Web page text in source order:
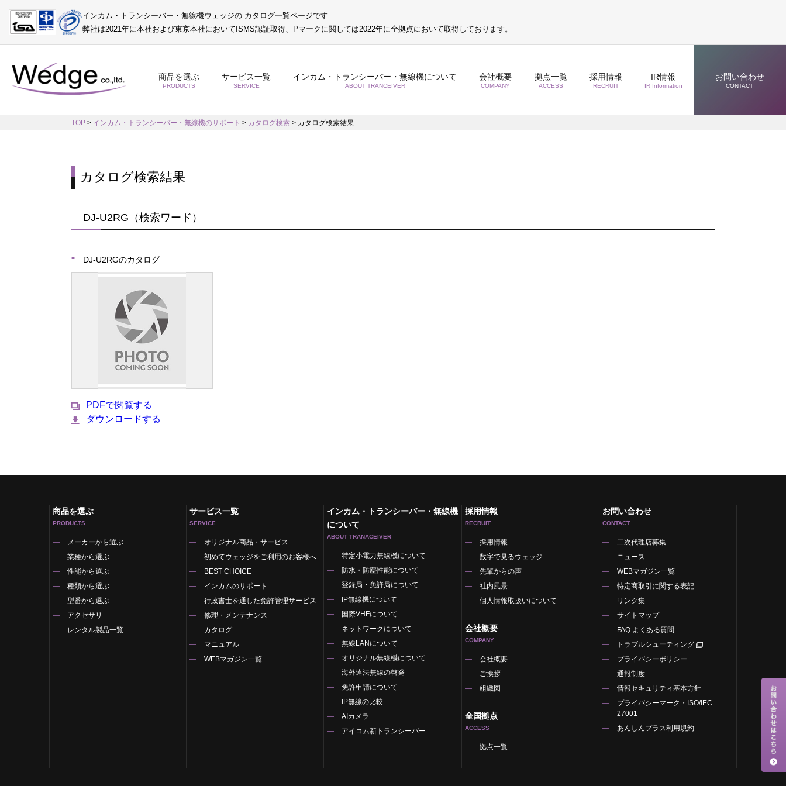
インカム・トランシーバー・無線機ウェッジの カタログ一覧ページです
弊社は2021年に本社および東京本社においてISMS認証取得、Pマークに関しては2022年に全拠点において取得しております。
商品を選ぶ
PRODUCTS
サービス一覧
SERVICE
インカム・トランシーバー・無線機について
ABOUT TRANCEIVER
会社概要
COMPANY
拠点一覧
ACCESS
採用情報
RECRUIT
IR情報
IR Information
お問い合わせ
CONTACT
TOP > インカム・トランシーバー・無線機のサポート > カタログ検索 > カタログ検索結果
カタログ検索結果
DJ-U2RG（検索ワード）
DJ-U2RGのカタログ
PDFで閲覧する
ダウンロードする
商品を選ぶ
PRODUCTS
メーカーから選ぶ
業種から選ぶ
性能から選ぶ
種類から選ぶ
型番から選ぶ
アクセサリ
レンタル製品一覧
サービス一覧
SERVICE
オリジナル商品・サービス
初めてウェッジをご利用のお客様へ
BEST CHOICE
インカムのサポート
行政書士を通した免許管理サービス
修理・メンテナンス
カタログ
マニュアル
WEBマガジン一覧
インカム・トランシーバー・無線機
について
ABOUT TRANACEIVER
特定小電力無線機について
防水・防塵性能について
登録局・免許局について
IP無線機について
国際VHFについて
ネットワークについて
無線LANについて
オリジナル無線機について
海外違法無線の啓発
免許申請について
IP無線の比較
AIカメラ
アイコム新トランシーバー
採用情報
RECRUIT
採用情報
数字で見るウェッジ
先輩からの声
社内風景
個人情報取扱いについて
会社概要
COMPANY
会社概要
ご挨拶
組織図
全国拠点
ACCESS
拠点一覧
お問い合わせ
CONTACT
二次代理店募集
ニュース
WEBマガジン一覧
特定商取引に関する表記
リンク集
サイトマップ
FAQ よくある質問
トラブルシューティング
プライバシーポリシー
通報制度
情報セキュリティ基本方針
プライバシーマーク・ISO/IEC
27001
あんしんプラス利用規約